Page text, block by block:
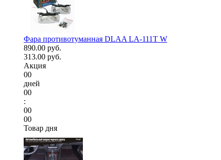
Фара противотуманная DLAA LA-111T W
890.00 руб.
313.00 руб.
Акция
00
дней
00
:
00
00
Товар дня